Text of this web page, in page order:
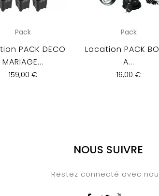
Pack
PACK DECO
MARIAGE...
159,00 €
Pack
Location PACK
A...
16,00 €
NOUS SUIVRE
Restez connecté avec